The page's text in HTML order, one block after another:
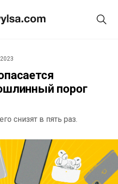
порог
снизят в пять раз.